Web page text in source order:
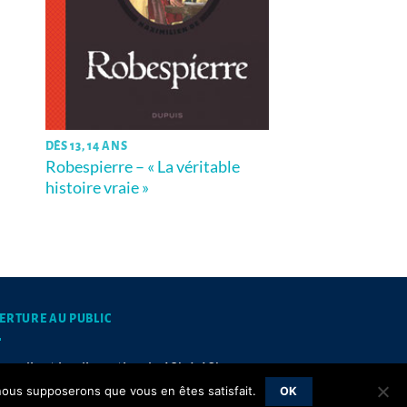
DÈS 13, 14 ANS
Robespierre – « La véritable
histoire vraie »
AU PUBLIC
et jeudis matins de 10h à 12h
supposerons que vous en êtes satisfait. OK